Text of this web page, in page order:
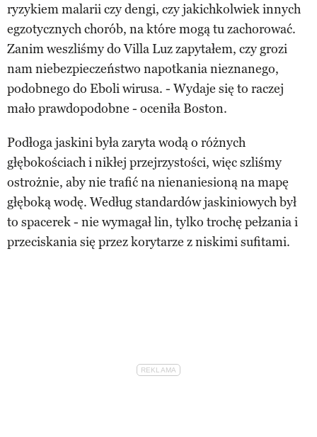
ryzykiem malarii czy dengi, czy jakichkolwiek innych
egzotycznych chorób, na które mogą tu zachorować.
Zanim weszliśmy do Villa Luz zapytałem, czy grozi
nam niebezpieczeństwo napotkania nieznanego,
podobnego do Eboli wirusa. - Wydaje się to raczej
mało prawdopodobne - oceniła Boston.
Podłoga jaskini była zaryta wodą o różnych
głębokościach i nikłej przejrzystości, więc szliśmy
ostrożnie, aby nie trafić na nienaniesioną na mapę
głęboką wodę. Według standardów jaskiniowych był
to spacerek - nie wymagał lin, tylko trochę pełzania i
przeciskania się przez korytarze z niskimi sufitami.